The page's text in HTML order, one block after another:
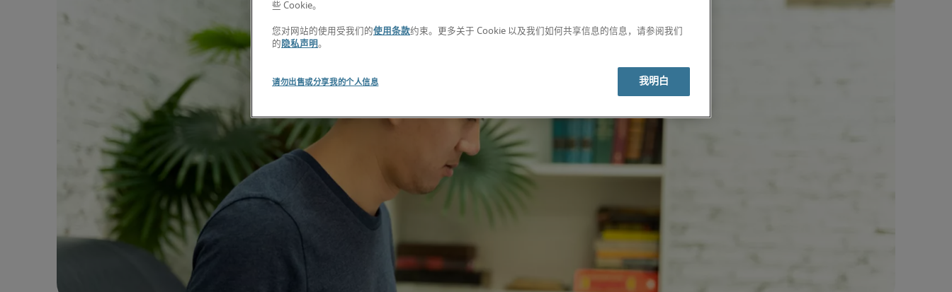
些 Cookie。
您对网站的使用受我们的使用条款约束。更多关于 Cookie 以及我们如何共享信息的信息，请参阅我们
的 隐私声明。
请勿出售或分享我的个人信息 我明白